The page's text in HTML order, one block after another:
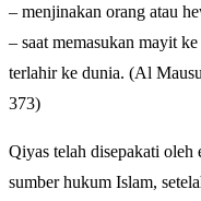
– menjinakan orang atau
– saat memasukan mayit
terlahir ke dunia. (Al
373)
Qiyas telah disepakati oleh
sumber hukum Islam,